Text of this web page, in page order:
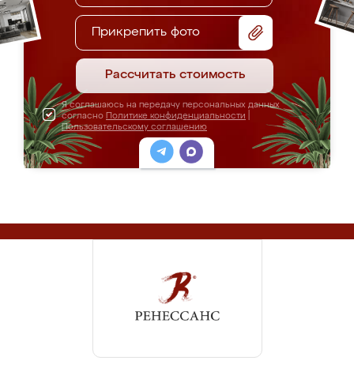
Прикрепить фото
Рассчитать стоимость
Я соглашаюсь на передачу персональных данных
согласно Политике конфиденциальности
Пользовательскому соглашению